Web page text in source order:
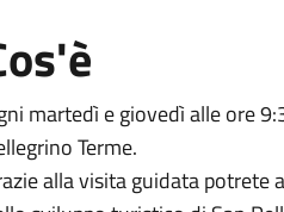
martedì e giovedì alle ore
Terme.
alla visita guidata potrete